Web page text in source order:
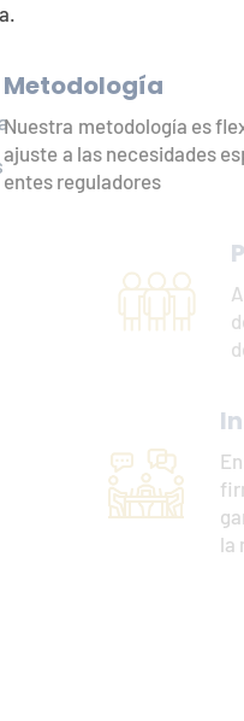
tal que la auditoría se
cada organización y los
para la realización del
enfocados al
es política de
independencia, para
que exige el